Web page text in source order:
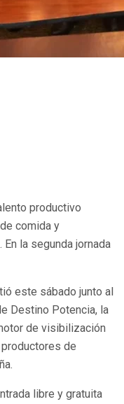
productivo
comida y
la segunda jornada
este sábado junto al
Destino Potencia, la
de visibilización
de
libre y gratuita